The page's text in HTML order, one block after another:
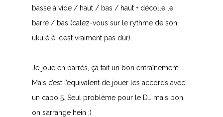
basse à vide / haut / bas / haut + décolle le
barré / bas (calez-vous sur le rythme de son
ukulélé, c’est vraiment pas dur).
Je joue en barrés, ça fait un bon entraînement.
Mais c’est l’équivalent de jouer les accords avec
un capo 5. Seul problème pour le D… mais bon,
on s’arrange hein ;)